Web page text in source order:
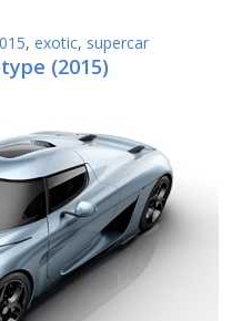
, exotic, supercar
(2015)